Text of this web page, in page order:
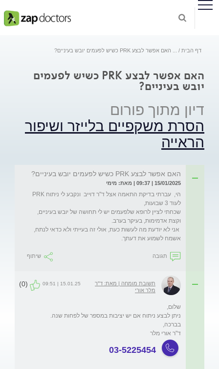
דף הבית האם אפשר לבצע PRK כשיש לפעמים יובש בעיניים?
האם אפשר לבצע PRK כשיש לפעמים
יובש בעיניים?
דיון מתוך פורום
הסרת משקפיים בלייזר ושיפור
הראייה
האם אפשר לבצע PRK כשיש לפעמים יובש בעיניים?
15/01/2025 | 09:37 | מאת: מימי
שכחתי לציין לרופא שלפעמים יש לי תחושה של יובש בעיניים,
אשמח לשמוע את דעתך.
תגובה שיתוף
תשובת מומחה | מאת: ד"ר
מלר אורי
15.01.25 | 09:51
(0)
ד"ר אורי מלר
03-5225454